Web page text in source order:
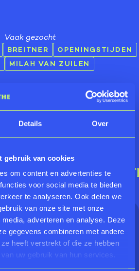
Details Over
gebruik van cookies
om content en advertenties te
voor social media te bieden
te analyseren. Ook delen we
van onze site met onze
adverteren en analyse. Deze
gegevens combineren met andere
heeft verstrekt of die ze hebben
uw gebruik van hun services.
Vaak gezocht
BREITNER
OPENINGSTIJDEN
MILAH VAN ZUILEN
t/m zondag